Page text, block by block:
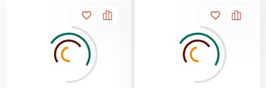
ПЕРЕЙТИ
Утеплитель Baswool